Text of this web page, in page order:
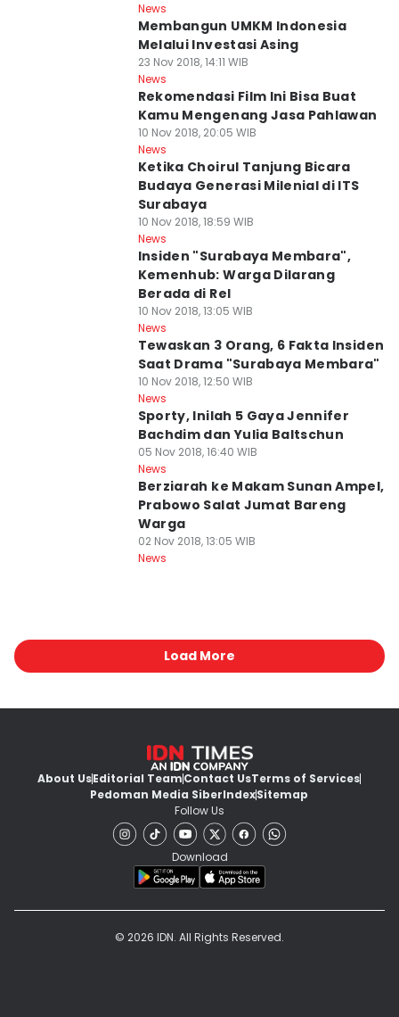
News
Membangun UMKM Indonesia
Melalui Investasi Asing
23 Nov 2018, 14:11 WIB
News
Rekomendasi Film Ini Bisa Buat
Kamu Mengenang Jasa Pahlawan
10 Nov 2018, 20:05 WIB
News
Ketika Choirul Tanjung Bicara
Budaya Generasi Milenial di ITS
Surabaya
10 Nov 2018, 18:59 WIB
News
Insiden "Surabaya Membara",
Kemenhub: Warga Dilarang
Berada di Rel
10 Nov 2018, 13:05 WIB
News
Tewaskan 3 Orang, 6 Fakta Insiden
Saat Drama "Surabaya Membara"
10 Nov 2018, 12:50 WIB
News
Sporty, Inilah 5 Gaya Jennifer
Bachdim dan Yulia Baltschun
05 Nov 2018, 16:40 WIB
News
Berziarah ke Makam Sunan Ampel,
Prabowo Salat Jumat Bareng
Warga
02 Nov 2018, 13:05 WIB
News
Load More
About UsEditorial TeamContact UsTerms of Services
Pedoman Media SiberIndexSitemap
Follow Us
Download
© 2026 IDN. All Rights Reserved.